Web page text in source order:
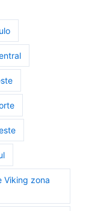
Viking zona